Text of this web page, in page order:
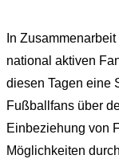
In
national aktiven
diesen Tagen eine
Fußballfans über
Einbeziehung von
Möglichkeiten